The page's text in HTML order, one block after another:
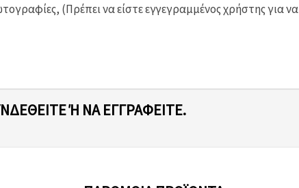
(Πρέπει να είστε εγγεγραμμένος χρήστης για
Ή ΝΑ ΕΓΓΡΑΦΕΊΤΕ.